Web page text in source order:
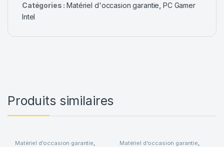
Catégories :Matériel d'occasion garantie ,PC Gamer
Intel
Produits similaires
Matériel d'occasion garantie Matériel d'occasion garantie